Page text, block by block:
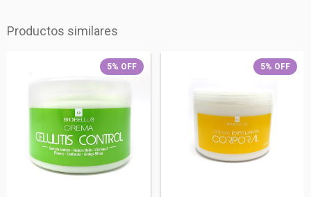
Productos similares
5% OFF 5% OFF